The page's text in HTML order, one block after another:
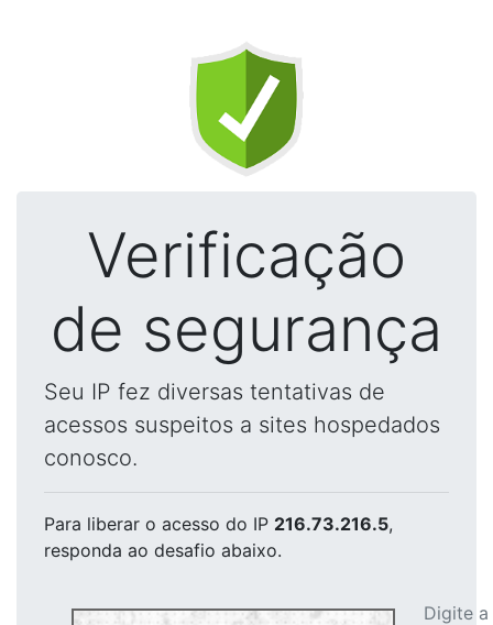
Verificação
de segurança
Seu IP fez diversas tentativas de
acessos suspeitos a sites hospedados
conosco.
Para liberar o acesso do IP 216.73.216.5,
responda ao desafio abaixo.
Digite